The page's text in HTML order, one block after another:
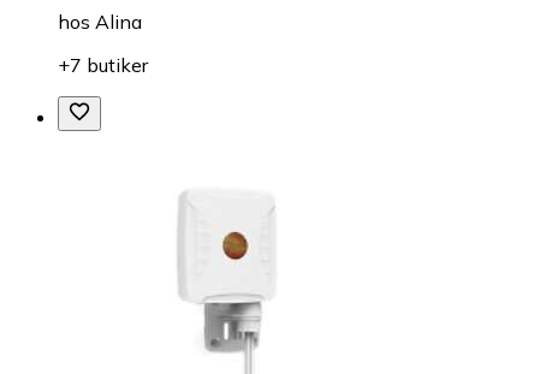
hos Alina
+7 butiker